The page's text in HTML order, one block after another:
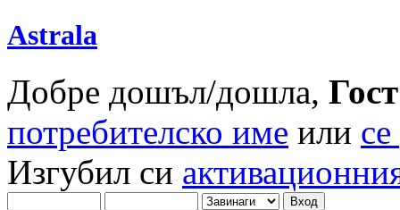
Astrala
Добре дошъл/дошла, Гост
потребителско име или
Изгубил си